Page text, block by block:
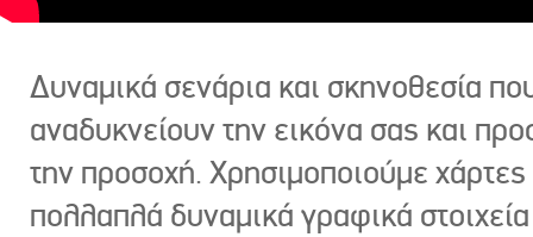
Δυναμικά σενάρια και σκηνοθεσία
αναδυκνείουν την εικόνα σας και
την προσοχή. Χρησιμοποιούμε χάρτες
πολλαπλά δυναμικά γραφικά στοιχεία